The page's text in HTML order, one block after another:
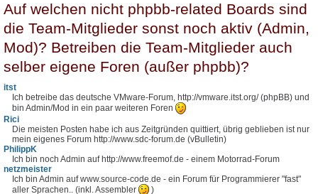
Auf welchen nicht phpbb-related Boards sind
die Team-Mitglieder sonst noch aktiv (Admin,
Mod)? Betreiben die Team-Mitglieder auch
selber eigene Foren (außer phpbb)?
itst
Ich betreibe das deutsche VMware-Forum, http://vmware.itst.org/ (phpBB) und
bin Admin/Mod in ein paar weiteren Foren
Rici
Die meisten Posten habe ich aus Zeitgründen quittiert, übrig geblieben ist nur
mein eigenes Forum http://www.sdc-forum.de (vBulletin)
PhilippK
Ich bin noch Admin auf http://www.freemof.de - einem Motorrad-Forum
netzmeister
Ich bin Admin auf www.source-code.de - ein Forum für Programmierer "fast"
aller Sprachen.. (inkl. Assembler
)